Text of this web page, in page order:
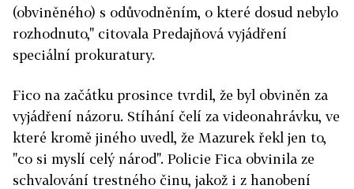
(obviněného) s odůvodněním, o které dosud nebylo
rozhodnuto," citovala Predajňová vyjádření
speciální prokuratury.
Fico na začátku prosince tvrdil, že byl obviněn za
vyjádření názoru. Stíhání čelí za videonahrávku, ve
které kromě jiného uvedl, že Mazurek řekl jen to,
"co si myslí celý národ". Policie Fica obvinila ze
schvalování trestného činu, jakož i z hanobení